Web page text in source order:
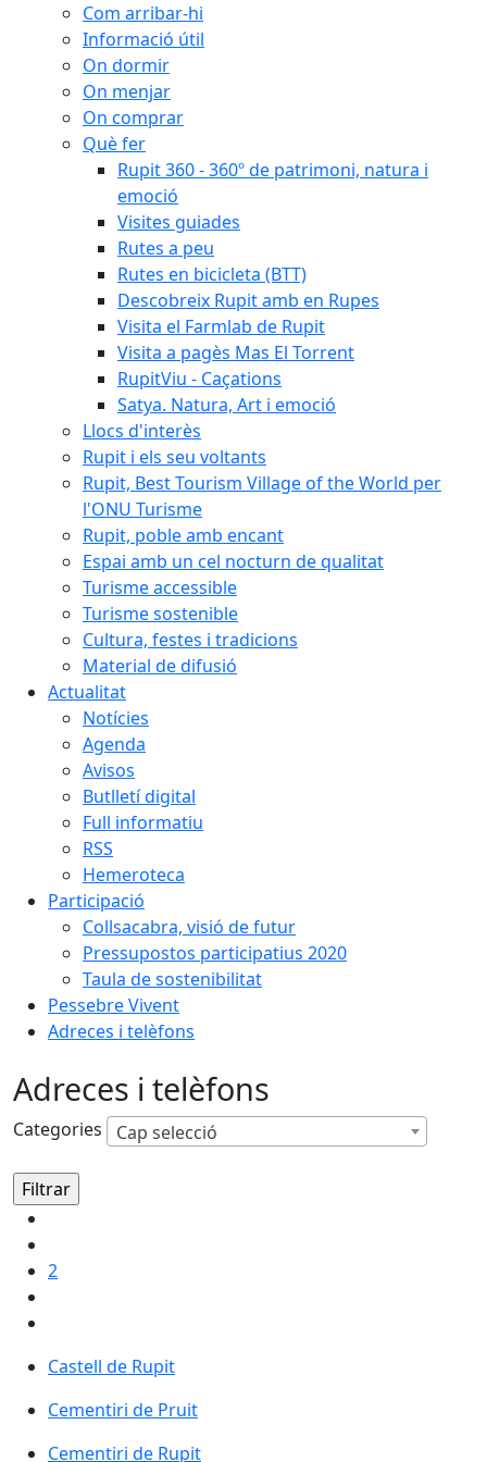
Com arribar-hi
Informació útil
On dormir
On menjar
On comprar
Què fer
Rupit 360 - 360º de patrimoni, natura i
emoció
Visites guiades
Rutes a peu
Rutes en bicicleta (BTT)
Descobreix Rupit amb en Rupes
Visita el Farmlab de Rupit
Visita a pagès Mas El Torrent
RupitViu - Caçations
Satya. Natura, Art i emoció
Llocs d'interès
Rupit i els seu voltants
Rupit, Best Tourism Village of the World per
l'ONU Turisme
Rupit, poble amb encant
Espai amb un cel nocturn de qualitat
Turisme accessible
Turisme sostenible
Cultura, festes i tradicions
Material de difusió
Actualitat
Notícies
Agenda
Avisos
Butlletí digital
Full informatiu
RSS
Hemeroteca
Participació
Collsacabra, visió de futur
Pressupostos participatius 2020
Taula de sostenibilitat
Pessebre Vivent
Adreces i telèfons
Adreces i telèfons
Categories Cap selecció
2
Castell de Rupit
Castell de Rupit
Cementiri de Pruit
Cementiri de Rupit